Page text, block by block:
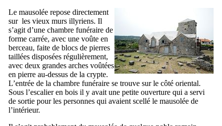
Le mausolée repose directement
sur les vieux murs illyriens. Il
s’agit d’une chambre funéraire de
forme carrée, avec une voûte en
berceau, faite de blocs de pierres
taillées disposées régulièrement,
avec deux grandes arches voûtées
en pierre au-dessus de la crypte.
L’entrée de la chambre funéraire se trouve sur le côté oriental.
Sous l’escalier en bois il y avait une petite ouverture qui a servi
de sortie pour les personnes qui avaient scellé le mausolée de
l’intérieur.